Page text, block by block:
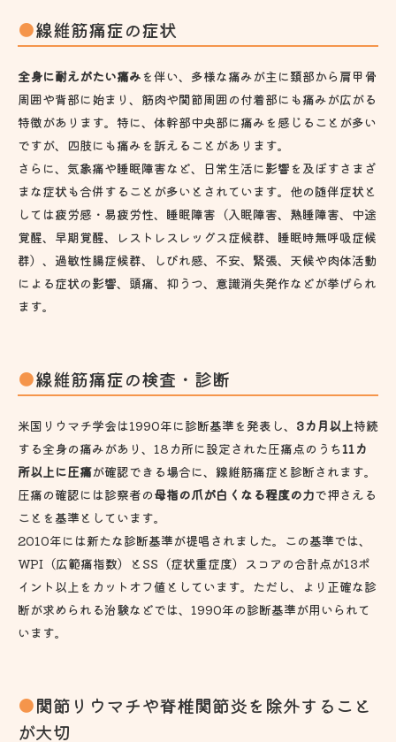
線維筋痛症の症状
全身に耐えがたい痛みを伴い、多様な痛みが主に頚部から肩甲骨
周囲や背部に始まり、筋肉や関節周囲の付着部にも痛みが広がる
特徴があります。特に、体幹部中央部に痛みを感じることが多い
ですが、四肢にも痛みを訴えることがあります。
さらに、気象痛や睡眠障害など、日常生活に影響を及ぼすさまざ
まな症状も合併することが多いとされています。他の随伴症状と
しては疲労感・易疲労性、睡眠障害（入眠障害、熟睡障害、中途
覚醒、早期覚醒、レストレスレッグス症候群、睡眠時無呼吸症候
群）、過敏性腸症候群、しびれ感、不安、緊張、天候や肉体活動
による症状の影響、頭痛、抑うつ、意識消失発作などが挙げられ
ます。
線維筋痛症の検査・診断
米国リウマチ学会は1990年に診断基準を発表し、 3カ月以上持続
する全身の痛みがあり、18カ所に設定された圧痛点のうち11カ
所以上に圧痛が確認できる場合に、線維筋痛症と診断されます。
圧痛の確認には診察者の母指の爪が白くなる程度の力で押さえる
ことを基準としています。
2010年には新たな診断基準が提唱されました。この基準では、
WPI（広範痛指数）とSS（症状重症度）スコアの合計点が13ポ
イント以上をカットオフ値としています。ただし、より正確な診
断が求められる治験などでは、1990年の診断基準が用いられて
います。
関節リウマチや脊椎関節炎を除外すること
が大切